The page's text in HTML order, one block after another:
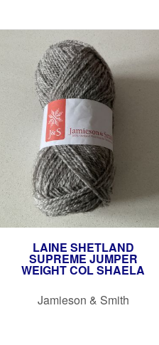
LAINE SHETLAND
SUPREME JUMPER
WEIGHT COL SHAELA
Jamieson & Smith